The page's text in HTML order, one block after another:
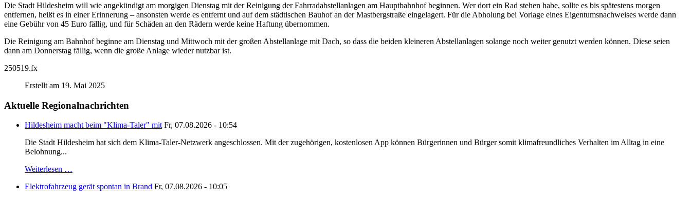
Die Stadt Hildesheim will wie angekündigt am morgigen Dienstag mit der Reinigung der Fahrradabstellanlagen am Hauptbahnhof beginnen. Wer dort ein Rad stehen habe, sollte es bis spätestens morgen
entfernen, heißt es in einer Erinnerung – ansonsten werde es entfernt und auf dem städtischen Bauhof an der Mastbergstraße eingelagert. Für die Abholung bei Vorlage eines Eigentumsnachweises werde dann
eine Gebühr von 45 Euro fällig, und für Schäden an den Rädern werde keine Haftung übernommen.
Die Reinigung am Bahnhof beginne am Dienstag und Mittwoch mit der großen Abstellanlage mit Dach, so dass die beiden kleineren Abstellanlagen solange noch weiter genutzt werden können. Diese seien
dann am Donnerstag fällig, wenn die große Anlage wieder nutzbar ist.
250519.fx
Erstellt am 19. Mai 2025
Aktuelle Regionalnachrichten
Hildesheim macht beim "Klima-Taler" mit Fr, 07.08.2026 - 10:54
Die Stadt Hildesheim hat sich dem Klima-Taler-Netzwerk angeschlossen. Mit der zugehörigen, kostenlosen App können Bürgerinnen und Bürger somit klimafreundliches Verhalten im Alltag in eine
Belohnung...
Weiterlesen …
Elektrofahrzeug gerät spontan in Brand Fr, 07.08.2026 - 10:05